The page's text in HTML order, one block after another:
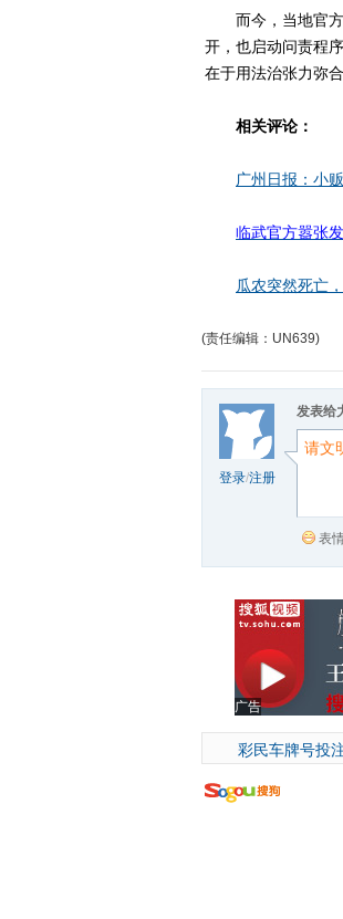
而今，当地官方
开，也启动问责程
在于用法治张力弥
相关评论：
广州日报：小
临武官方嚣张
瓜农突然死亡
(责任编辑：UN639)
登录/注册
发表给
表
广告
彩民车牌号投